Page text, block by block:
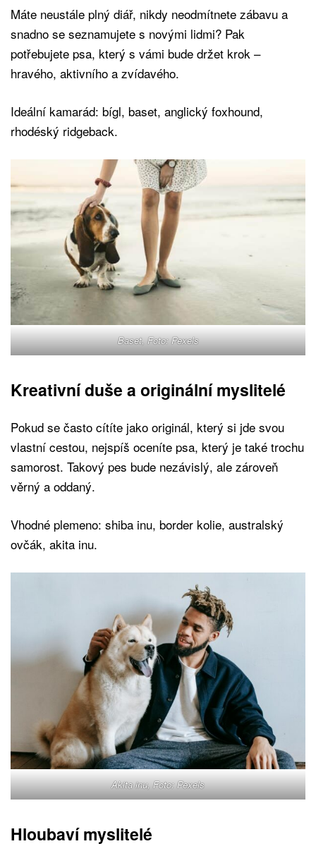
Máte neustále plný diář, nikdy neodmítnete zábavu a
snadno se seznamujete s novými lidmi? Pak
potřebujete psa, který s vámi bude držet krok –
hravého, aktivního a zvídavého.
Ideální kamarád: bígl, baset, anglický foxhound,
rhodéský ridgeback.
Baset, Foto: Pexels
Kreativní duše a originální myslitelé
Pokud se často cítíte jako originál, který si jde svou
vlastní cestou, nejspíš oceníte psa, který je také trochu
samorost. Takový pes bude nezávislý, ale zároveň
věrný a oddaný.
Vhodné plemeno: shiba inu, border kolie, australský
ovčák, akita inu.
Akita inu, Foto: Pexels
Hloubaví myslitelé